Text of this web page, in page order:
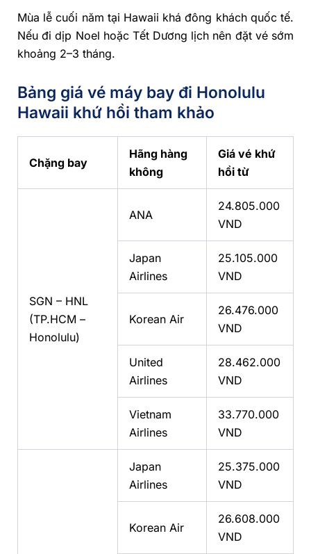
Mùa lễ cuối năm tại Hawaii khá đông khách quốc tế.
Nếu đi dịp Noel hoặc Tết Dương lịch nên đặt vé sớm
khoảng 2–3 tháng.
Bảng giá vé máy bay đi Honolulu
Hawaii khứ hồi tham khảo
Chặng bay
Hãng hàng
không
Giá vé khứ
hồi từ
SGN – HNL
(TP.HCM –
Honolulu)
ANA
24.805.000
VND
Japan
Airlines
25.105.000
VND
Korean Air
26.476.000
VND
United
Airlines
28.462.000
VND
Vietnam
Airlines
33.770.000
VND
Japan
Airlines
25.375.000
VND
Korean Air
26.608.000
VND